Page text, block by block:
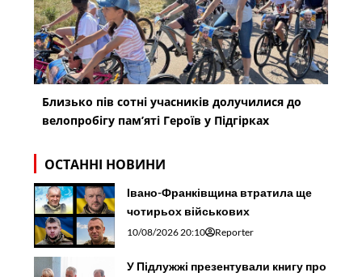
Близько пів сотні учасників долучилися до
велопробігу пам’яті Героїв у Підгірках
ОСТАННІ НОВИНИ
Івано-Франківщина втратила ще
чотирьох військових
10/08/2026 20:10 Reporter
У Підлужжі презентували книгу про